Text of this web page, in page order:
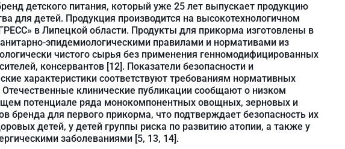
детского питания, который уже 25 лет выпускает продукцию
для детей. Продукция производится на высокотехнологичном
в Липецкой области. Продукты для прикорма изготовлены в
эпидемиологическими правилами и нормативами из
чистого сырья без применения генномодифицированных
консервантов [12]. Показатели безопасности и
характеристики соответствуют требованиям нормативных
клинические публикации сообщают о низком
потенциале ряда монокомпонентных овощных, зерновых и
бренда для первого прикорма, что подтверждает безопасность их
детей, у детей группы риска по развитию атопии, а также у
заболеваниями [5, 13, 14].